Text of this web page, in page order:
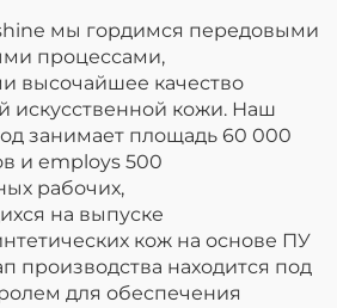
мы гордимся передовыми
процессами,
высочайшее качество
искусственной кожи. Наш
занимает площадь 60 000
и employs 500
рабочих,
на выпуске
кож на основе ПУ
производства находится под
для обеспечения